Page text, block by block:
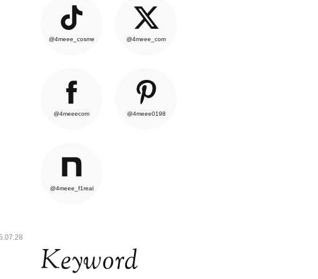
@4meee_cosme @4meee_com
@4meeecom @4meee0198
@4meee_f1real
Keyword